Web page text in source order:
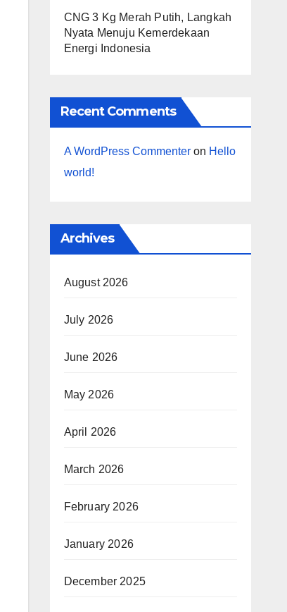
CNG 3 Kg Merah Putih, Langkah
Nyata Menuju Kemerdekaan
Energi Indonesia
Recent Comments
A WordPress Commenteron Hello
world!
Archives
August 2026
July 2026
June 2026
May 2026
April 2026
March 2026
February 2026
January 2026
December 2025